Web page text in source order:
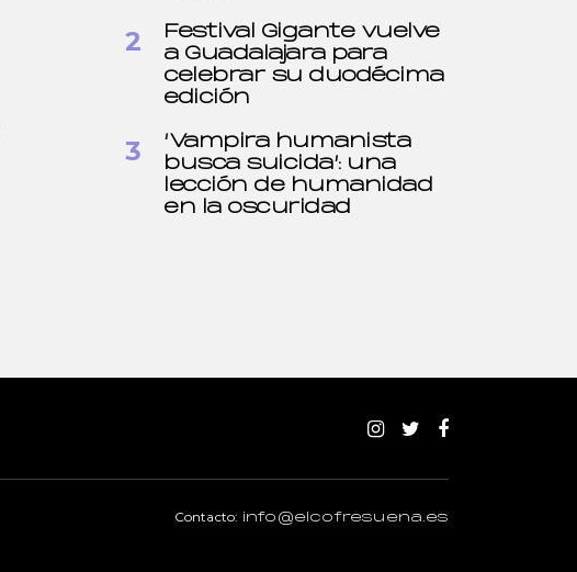
Festival Gigante vuelve
a Guadalajara para
celebrar su duodécima
edición
‘Vampira humanista
busca suicida’: una
lección de humanidad
en la oscuridad
Contacto: info@elcofresuena.es